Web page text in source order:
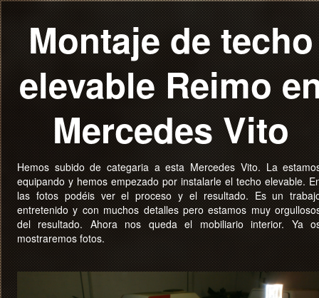
Montaje de techo
elevable Reimo
Mercedes Vito
Hemos subido de categaria a esta Mercedes Vito. La
equipando y hemos empezado por instalarle el techo elevable.
las fotos podéis ver el proceso y el resultado. Es un
entretenido y con muchos detalles pero estamos muy
del resultado. Ahora nos queda el mobiliario interior. Ya
mostraremos fotos.